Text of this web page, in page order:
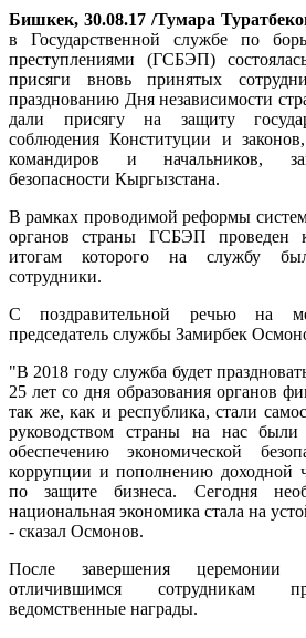
Бишкек, 30.08.17 /Тумара
в Государственной службе по
преступлениями (ГСБЭП)
присяги вновь принятых
празднованию Дня независимости
дали присягу на защиту
соблюдения Конституции и
командиров и начальников,
безопасности Кыргызстана.
В рамках проводимой реформы
органов страны ГСБЭП проведен
итогам которого на службу
сотрудники.
С поздравительной речью на
председатель службы Замирбек
"В 2018 году служба будет
25 лет со дня образования органов
так же, как и республика, стали
руководством страны на нас
обеспечению экономической
коррупции и пополнению доходной
по защите бизнеса. Сегодня
национальная экономика стала на
- сказал Осмонов.
После завершения церемонии
отличившимся сотрудникам
ведомственные награды.